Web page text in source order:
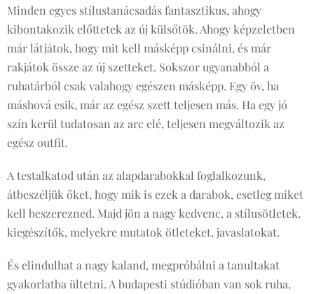
Minden egyes stílustanácsadás fantasztikus, ahogy
kibontakozik előttetek az új külsőtök. Ahogy képzeletben
már látjátok, hogy mit kell másképp csinálni, és már
rakjátok össze az új szetteket. Sokszor ugyanabból a
ruhatárból csak valahogy egészen másképp. Egy öv, ha
máshová esik, már az egész szett teljesen más. Ha egy jó
szín kerül tudatosan az arc elé, teljesen megváltozik az
egész outfit.
A testalkatod után az alapdarabokkal foglalkozunk,
átbeszéljük őket, hogy mik is ezek a darabok, esetleg miket
kell beszerezned. Majd jön a nagy kedvenc, a stílusötletek,
kiegészítők, melyekre mutatok ötleteket, javaslatokat.
És elindulhat a nagy kaland, megpróbálni a tanultakat
gyakorlatba ültetni. A budapesti stúdióban van sok ruha,